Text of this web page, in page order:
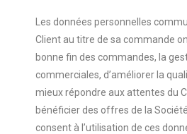
Les données personnelles
Client au titre de sa commande
bonne fin des commandes, la
commerciales, d’améliorer la
mieux répondre aux attentes du
bénéficier des offres de la
consent à l’utilisation de ces